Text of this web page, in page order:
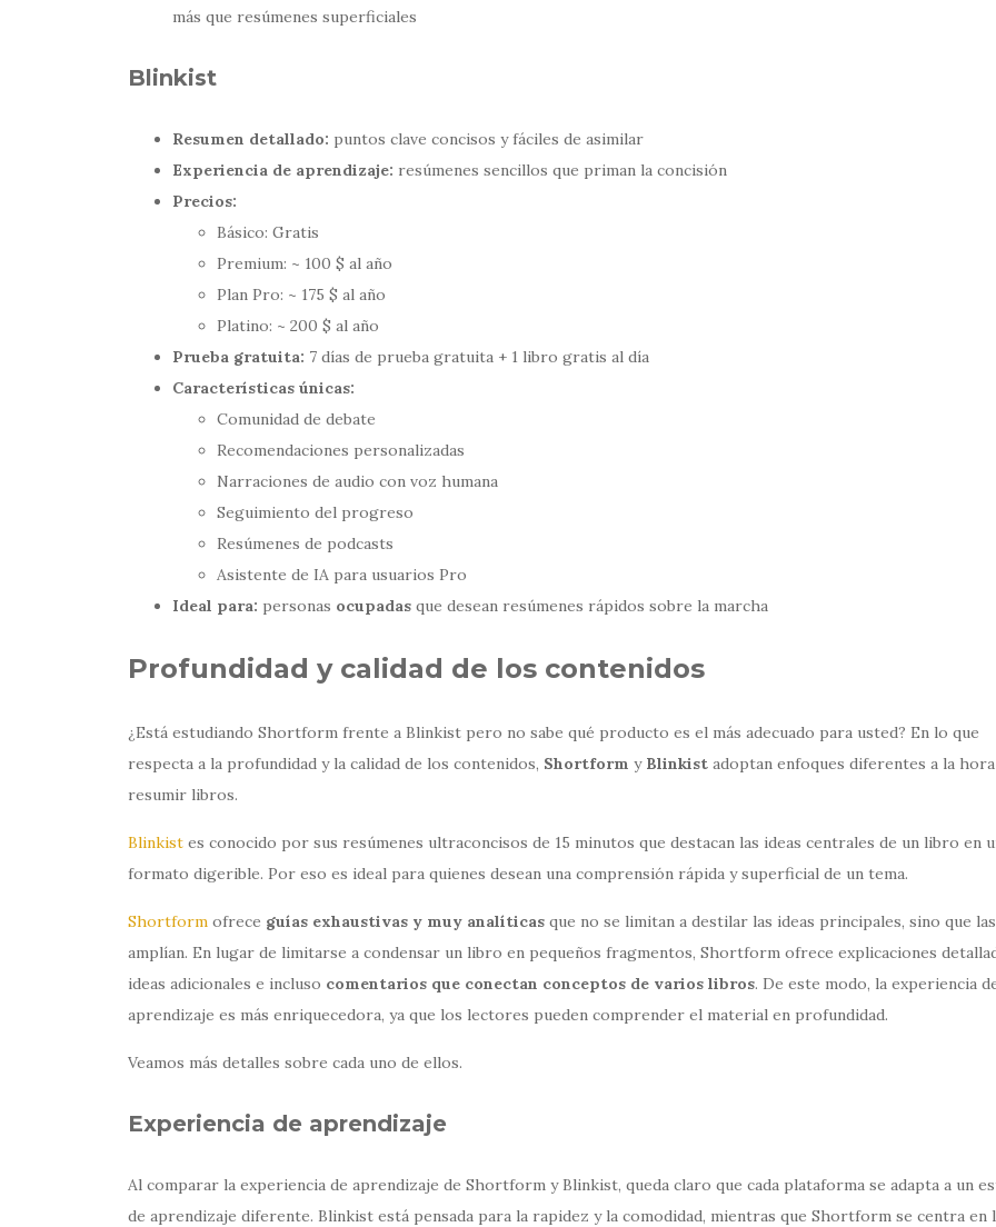
más que resúmenes superficiales
Blinkist
Resumen detallado: puntos clave concisos y fáciles de asimilar
Experiencia de aprendizaje: resúmenes sencillos que priman la concisión
Precios:
Básico: Gratis
Premium: ~ 100 $ al año
Plan Pro: ~ 175 $ al año
Platino: ~ 200 $ al año
Prueba gratuita: 7 días de prueba gratuita + 1 libro gratis al día
Características únicas:
Comunidad de debate
Recomendaciones personalizadas
Narraciones de audio con voz humana
Seguimiento del progreso
Resúmenes de podcasts
Asistente de IA para usuarios Pro
Ideal para: personas ocupadas que desean resúmenes rápidos sobre la marcha
Profundidad y calidad de los contenidos
¿Está estudiando Shortform frente a Blinkist pero no sabe qué producto es el más adecuado para usted? En lo que
respecta a la profundidad y la calidad de los contenidos, Shortform y Blinkistadoptan enfoques diferentes a la
resumir libros.
Blinkistes conocido por sus resúmenes ultraconcisos de 15 minutos que destacan las ideas centrales de un libro en
formato digerible. Por eso es ideal para quienes desean una comprensión rápida y superficial de un tema.
Shortformofrece guías exhaustivas y muy analíticasque no se limitan a destilar las ideas principales, sino que las
amplían. En lugar de limitarse a condensar un libro en pequeños fragmentos, Shortform ofrece explicaciones
ideas adicionales e incluso comentarios que conectan conceptos de varios libros. De este modo, la experiencia
aprendizaje es más enriquecedora, ya que los lectores pueden comprender el material en profundidad.
Veamos más detalles sobre cada uno de ellos.
Experiencia de aprendizaje
Al comparar la experiencia de aprendizaje de Shortform y Blinkist, queda claro que cada plataforma se adapta a un
de aprendizaje diferente. Blinkist está pensada para la rapidez y la comodidad, mientras que Shortform se centra en